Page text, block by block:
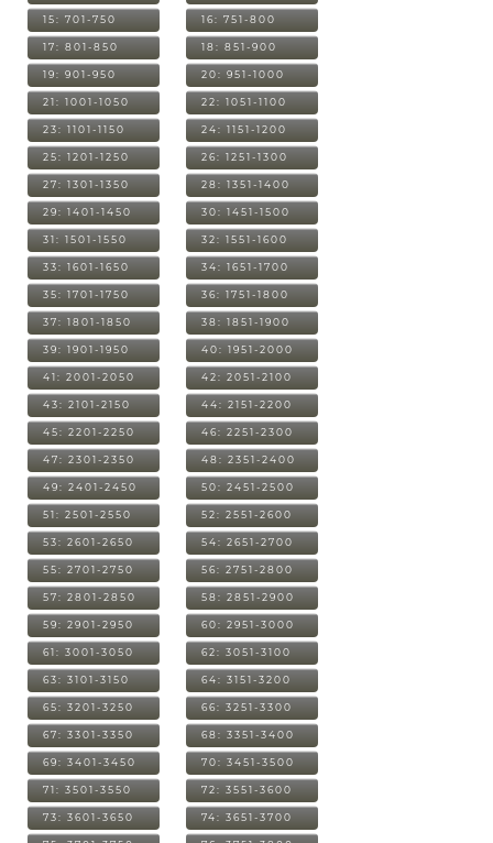
15: 701-750 16: 751-800
17: 801-850 18: 851-900
19: 901-950 20: 951-1000
21: 1001-1050 22: 1051-1100
23: 1101-1150 24: 1151-1200
25: 1201-1250 26: 1251-1300
27: 1301-1350 28: 1351-1400
29: 1401-1450 30: 1451-1500
31: 1501-1550 32: 1551-1600
33: 1601-1650 34: 1651-1700
35: 1701-1750 36: 1751-1800
37: 1801-1850 38: 1851-1900
39: 1901-1950 40: 1951-2000
41: 2001-2050 42: 2051-2100
43: 2101-2150 44: 2151-2200
45: 2201-2250 46: 2251-2300
47: 2301-2350 48: 2351-2400
49: 2401-2450 50: 2451-2500
51: 2501-2550 52: 2551-2600
53: 2601-2650 54: 2651-2700
55: 2701-2750 56: 2751-2800
57: 2801-2850 58: 2851-2900
59: 2901-2950 60: 2951-3000
61: 3001-3050 62: 3051-3100
63: 3101-3150 64: 3151-3200
65: 3201-3250 66: 3251-3300
67: 3301-3350 68: 3351-3400
69: 3401-3450 70: 3451-3500
71: 3501-3550 72: 3551-3600
73: 3601-3650 74: 3651-3700